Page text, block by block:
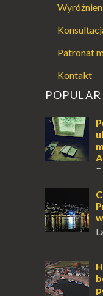
Patronat
Kontakt
przetrwania
innych to
odwiedzić.
Locarno